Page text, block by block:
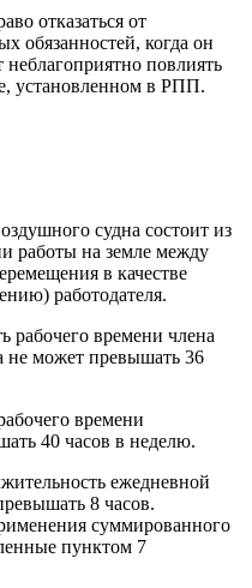
отказаться от
обязанностей, когда он
неблагоприятно повлиять
установленном в РПП.
судна состоит из
работы на земле между
в качестве
работодателя.
рабочего времени члена
не может превышать 36
времени
40 часов в неделю.
ежедневной
8 часов.
суммированного
пунктом 7